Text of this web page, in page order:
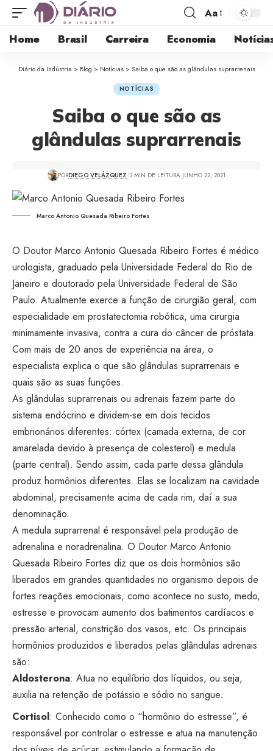
Aa
Home Brasil Carreira Economia
Diário da Indústria > Blog > Notícias> Saiba o que são as glândulas suprarrenais
NOTÍCIAS
Saiba o que são as
glândulas suprarrenais
PORDIEGO VELÁZQUEZ 3 MIN DE LEITURA JUNHO 22, 2021
Marco Antonio Quesada Ribeiro Fortes
O Doutor Marco Antonio Quesada Ribeiro Fortes é médico
urologista, graduado pela Universidade Federal do Rio de
Janeiro e doutorado pela Universidade Federal de São
Paulo. Atualmente exerce a função de cirurgião geral, com
especialidade em prostatectomia robótica, uma cirurgia
minimamente invasiva, contra a cura do câncer de próstata.
Com mais de 20 anos de experiência na área, o
especialista explica o que são glândulas suprarrenais e
quais são as suas funções.
As glândulas suprarrenais ou adrenais fazem parte do
sistema endócrino e dividem-se em dois tecidos
embrionários diferentes: córtex (camada externa, de cor
amarelada devido à presença de colesterol) e medula
(parte central). Sendo assim, cada parte dessa glândula
produz hormônios diferentes. Elas se localizam na cavidade
abdominal, precisamente acima de cada rim, daí a sua
denominação.
A medula suprarrenal é responsável pela produção de
adrenalina e noradrenalina. O Doutor Marco Antonio
Quesada Ribeiro Fortes diz que os dois hormônios são
liberados em grandes quantidades no organismo depois de
fortes reações emocionais, como acontece no susto, medo,
estresse e provocam aumento dos batimentos cardíacos e
pressão arterial, constrição dos vasos, etc. Os principais
hormônios produzidos e liberados pelas glândulas adrenais
são:
Aldosterona: Atua no equilíbrio dos líquidos, ou seja,
auxilia na retenção de potássio e sódio no sangue.
Cortisol: Conhecido como o “hormônio do estresse”, é
responsável por controlar o estresse e atua na manutenção